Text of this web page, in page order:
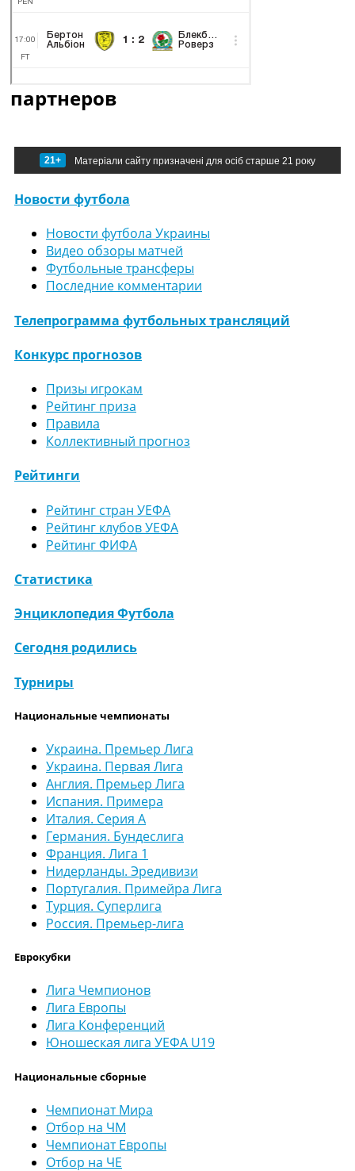
партнеров
21+ Матеріали сайту призначені для осіб старше 21 року
Новости футбола
Новости футбола Украины
Видео обзоры матчей
Футбольные трансферы
Последние комментарии
Телепрограмма футбольных трансляций
Конкурс прогнозов
Призы игрокам
Рейтинг приза
Правила
Коллективный прогноз
Рейтинги
Рейтинг стран УЕФА
Рейтинг клубов УЕФА
Рейтинг ФИФА
Статистика
Энциклопедия Футбола
Сегодня родились
Турниры
Национальные чемпионаты
Украина. Премьер Лига
Украина. Первая Лига
Англия. Премьер Лига
Испания. Примера
Италия. Серия А
Германия. Бундеслига
Франция. Лига 1
Нидерланды. Эредивизи
Португалия. Примейра Лига
Турция. Суперлига
Россия. Премьер-лига
Еврокубки
Лига Чемпионов
Лига Европы
Лига Конференций
Юношеская лига УЕФА U19
Национальные сборные
Чемпионат Мира
Отбор на ЧМ
Чемпионат Европы
Отбор на ЧЕ